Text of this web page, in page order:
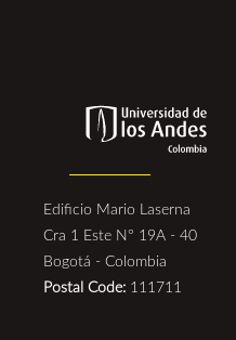
Edificio Mario Laserna
Cra 1 Este N° 19A - 40
Bogotá - Colombia
Postal Code: 111711